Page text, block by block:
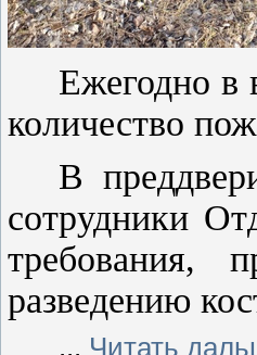
Ежегодно в
количество
В
сотрудники
требования,
разведению
... Читать